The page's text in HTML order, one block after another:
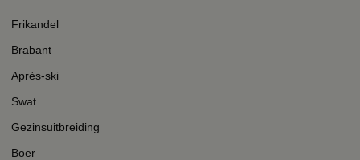
Frikandel
Brabant
Après-ski
Swat
Gezinsuitbreiding
Boer